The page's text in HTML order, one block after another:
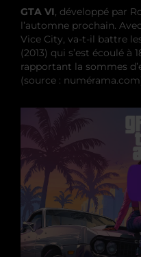
GTA VI, développé par
l’automne prochain.
Vice City, va-t-il battre
(2013) qui s’est écoulé à
rapportant la sommes
(source :